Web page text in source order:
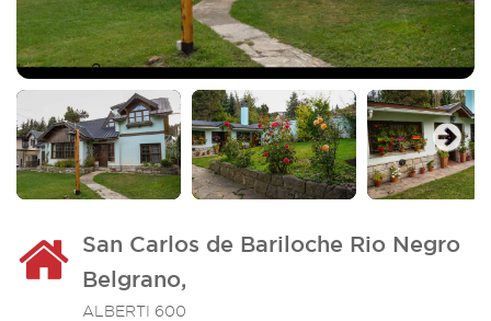
Imagen_2
Next
San Carlos de Bariloche Rio Negro
Belgrano,
ALBERTI 600